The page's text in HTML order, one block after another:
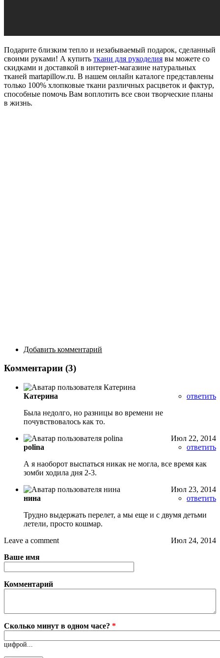
Подарите близким тепло и незабываемый подарок, сделанный
своими руками! А купить ткани для рукоделия вы можете со
скидками и доставкой в интернет-магазине натуральных
тканей martapillow.ru. В нашем онлайн каталоге представлены
только 100% хлопковые ткани различных расцветок и фактур,
способные помочь Вам воплотить все свои творческие планы
в жизнь.
Добавить комментарий
Комментарии (3)
Катерина
ответить
Была недолго, но разницы во времени не
почувствовалось как то.
Июл 22, 2014
polina
ответить
А я наоборот выспаться никак не могла, все время как
зомби ходила дня 2-3.
Июл 23, 2014
нина
ответить
Трудно выдержать перелет, а мы еще и с двумя детьми
летели, просто кошмар.
Июл 24, 2014
Leave a comment
Ваше имя
Комментарий
Сколько минут в одном часе? *
цифрой...